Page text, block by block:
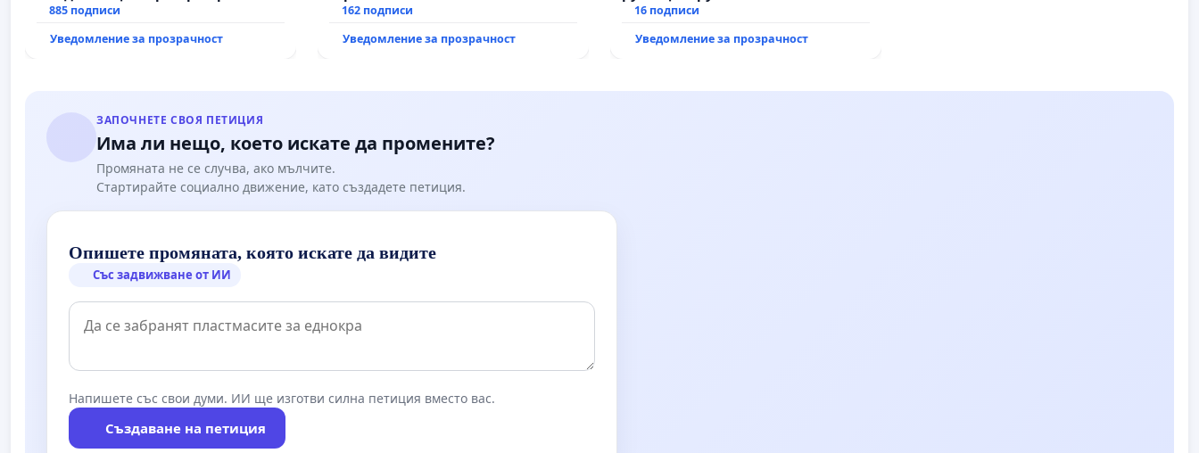
за младите на Варна
885 подписи
Уведомление за прозрачност
гаранции от “Елаците-МЕД” АД и от
всички екологични норми!
162 подписи
Уведомление за прозрачност
българи
16 подписи
Уведомление за прозрачност
ЗАПОЧНЕТЕ СВОЯ ПЕТИЦИЯ
Има ли нещо, което искате да промените?
Промяната не се случва, ако мълчите.
Стартирайте социално движение, като създадете петиция.
Опишете промяната, която искате да видите
Със задвижване от ИИ
Напишете със свои думи. ИИ ще изготви силна петиция вместо вас.
Създаване на петиция